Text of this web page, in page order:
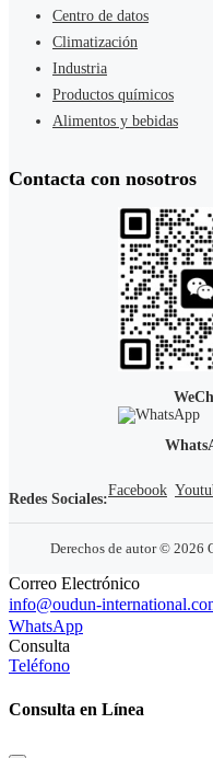
Centro de datos
Climatización
Industria
Productos químicos
Alimentos y bebidas
Contacta con nosotros
Redes Sociales:Facebook
Derechos de autor © 2026
Correo Electrónico
info@oudun-
WhatsApp
Consulta
Teléfono
Consulta en Línea